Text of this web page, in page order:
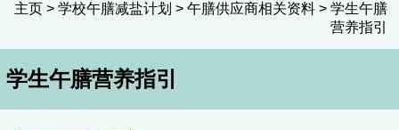
主页> 学校午膳减盐计划 > 午膳供应商相关资料> 学生午膳
营养指引
学生午膳营养指引